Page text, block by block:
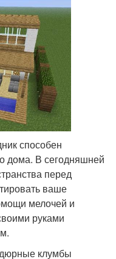
способен
дома. В сегодняшней
перед
ваше
мелочей и
руками
клумбы